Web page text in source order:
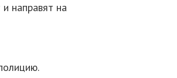
направят на